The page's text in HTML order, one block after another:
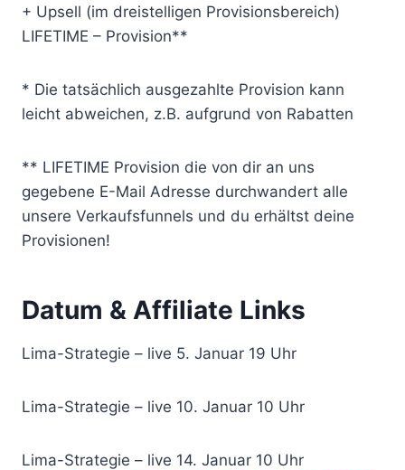
+ Upsell (im dreistelligen Provisionsbereich)
LIFETIME – Provision**
* Die tatsächlich ausgezahlte Provision kann
leicht abweichen, z.B. aufgrund von Rabatten
** LIFETIME Provision die von dir an uns
gegebene E-Mail Adresse durchwandert alle
unsere Verkaufsfunnels und du erhältst deine
Provisionen!
Datum & Affiliate Links
Lima-Strategie – live 5. Januar 19 Uhr
Lima-Strategie – live 10. Januar 10 Uhr
Lima-Strategie – live 14. Januar 10 Uhr